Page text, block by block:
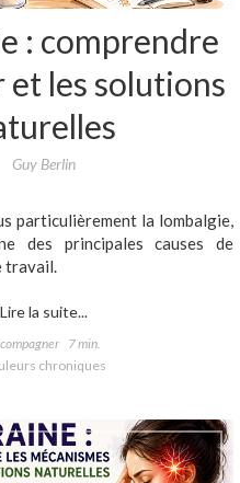
: comprendre
et les solutions
Guy Berlin
particulièrement la lombalgie,
des principales causes de
travail.
Lire la suite...
7 min.
chroniques